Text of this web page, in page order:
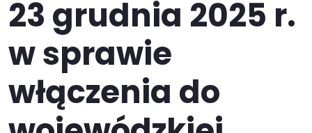
23 grudnia 2025 r.
w sprawie
włączenia do